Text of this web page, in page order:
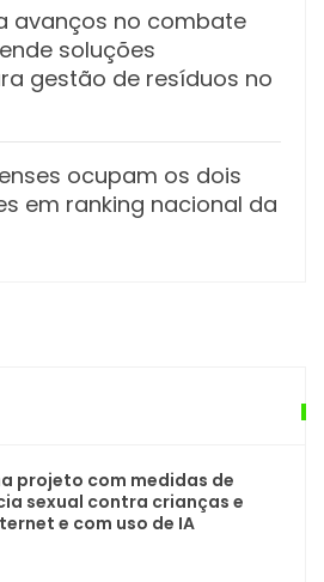
avanços no combate
soluções
gestão de resíduos no
ocupam os dois
em ranking nacional da
projeto com medidas de
sexual contra crianças e
e com uso de IA